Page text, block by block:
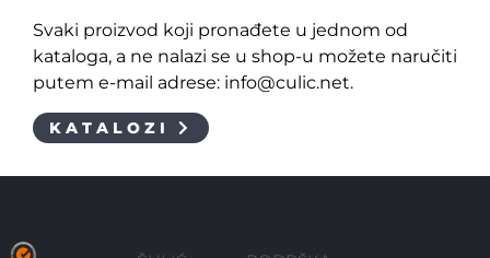
Svaki proizvod koji pronađete u jednom od
kataloga, a ne nalazi se u shop-u možete naručiti
putem e-mail adrese: info@culic.net.
KATALOZI